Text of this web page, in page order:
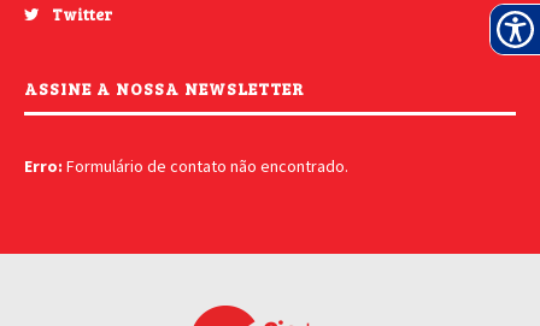
Twitter
ASSINE A NOSSA NEWSLETTER
Erro: Formulário de contato não encontrado.